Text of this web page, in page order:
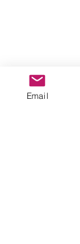
Email